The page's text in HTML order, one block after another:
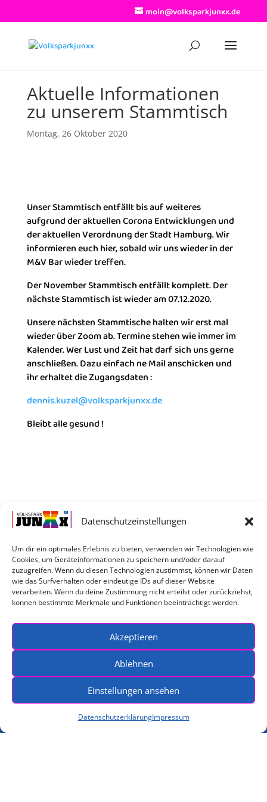
Datenschutzeinstellungen
Um dir ein optimales Erlebnis zu bieten, verwenden wir Technologien wie
Cookies, um Geräteinformationen zu speichern und/oder darauf
zuzugreifen. Wenn du diesen Technologien zustimmst, können wir Daten
wie das Surfverhalten oder eindeutige IDs auf dieser Website
verarbeiten. Wenn du deine Zustimmung nicht erteilst oder zurückziehst,
können bestimmte Merkmale und Funktionen beeinträchtigt werden.
Akzeptieren
Ablehnen
Einstellungen ansehen
DatenschutzerklärungImpressum
moin@volksparkjunxx.de
Aktuelle Informationen
zu unserem Stammtisch
Montag, 26 Oktober 2020
Unser Stammtisch entfällt bis auf weiteres
aufgrund der aktuellen Corona Entwicklungen und
der aktuellen Verordnung der Stadt Hamburg. Wir
informieren euch hier, sobald wir uns wieder in der
M&V Bar wieder treffen.
Der November Stammtisch entfällt komplett. Der
nächste Stammtisch ist wieder am 07.12.2020.
Unsere nächsten Stammtische halten wir erst mal
wieder über Zoom ab. Termine stehen wie immer im
Kalender. Wer Lust und Zeit hat darf sich uns gerne
anschließen. Dazu einfach ne Mail anschicken und
ihr erhaltet die Zugangsdaten :
dennis.kuzel@volksparkjunxx.de
Bleibt alle gesund !
Service
Impressum
Datenschutzerklärung